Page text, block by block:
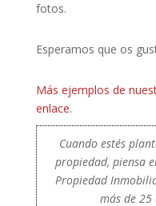
fotos.
Esperamos que os
Más ejemplos de
enlace.
Cuando estés
propiedad, piensa
Propiedad
más de 25